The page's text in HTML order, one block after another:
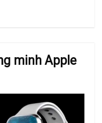
minh Apple